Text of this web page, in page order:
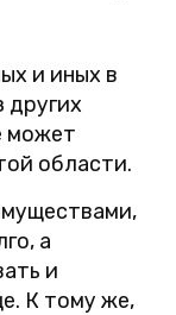
и иных в
других
может
области.
а
и
К тому же,